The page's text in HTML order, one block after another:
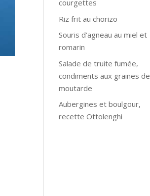
courgettes
Riz frit au chorizo
Souris d’agneau au miel et
romarin
Salade de truite fumée,
condiments aux graines de
moutarde
Aubergines et boulgour,
recette Ottolenghi